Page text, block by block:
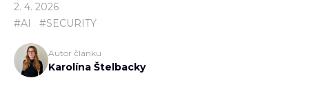
2. 4. 2026
#AI #SECURITY
Autor článku
Karolína Štelbacky